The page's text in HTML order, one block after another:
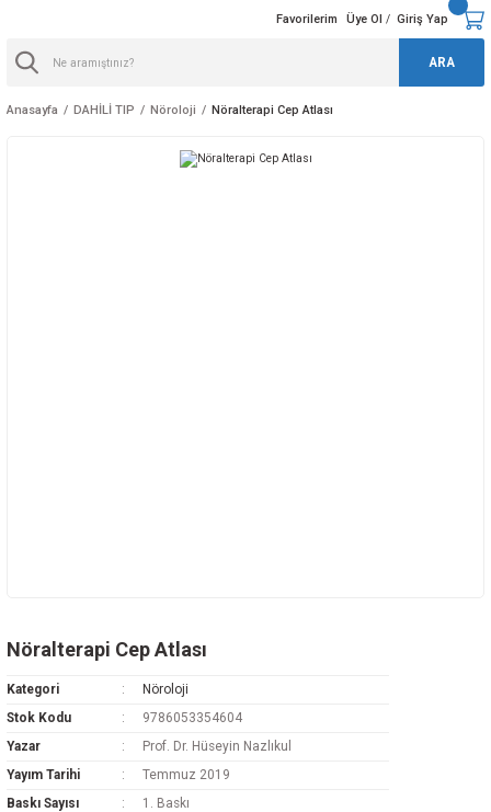
ARA
Favorilerim Üye Ol / Giriş Yap
Anasayfa DAHİLİ TIP Nöroloji Nöralterapi Cep Atlası
Nöralterapi Cep Atlası
Kategori
Nöroloji
Stok Kodu
9786053354604
Yazar
Prof. Dr. Hüseyin Nazlıkul
Yayım Tarihi
Temmuz 2019
Baskı Sayısı
1. Baskı